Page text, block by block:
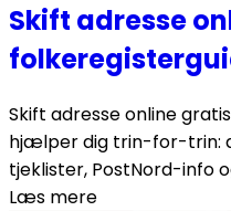
Skift adresse
Skift adresse online
hjælper dig trin-for-trin:
tjeklister, PostNord-info
Læs mere